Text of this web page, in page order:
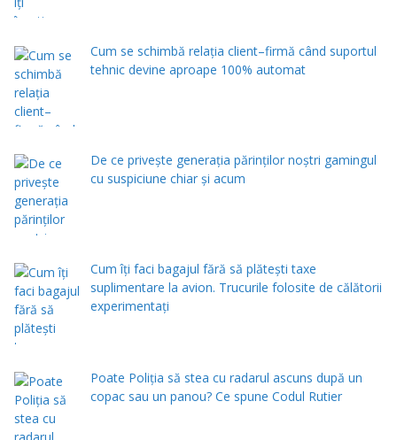
Cum se schimbă relația client–firmă când suportul
tehnic devine aproape 100% automat
De ce privește generația părinților noștri gamingul
cu suspiciune chiar și acum
Cum îți faci bagajul fără să plătești taxe
suplimentare la avion. Trucurile folosite de călătorii
experimentați
Poate Poliția să stea cu radarul ascuns după un
copac sau un panou? Ce spune Codul Rutier